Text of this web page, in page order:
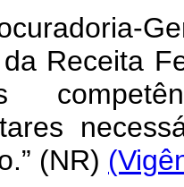
Receita
(NR)